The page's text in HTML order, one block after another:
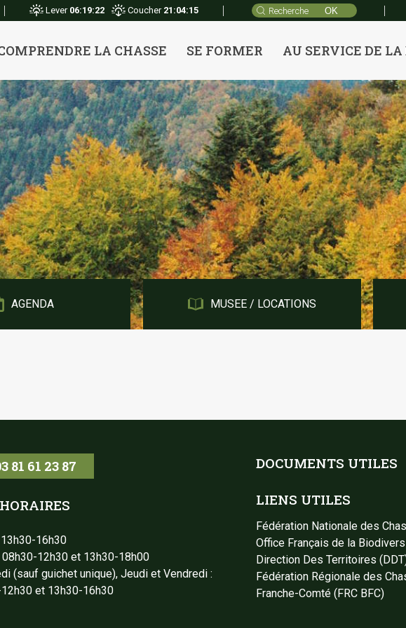
Lever 06:19:22 Coucher 21:04:15
Recherche
pour
LA CHASSE SE FORMER AU SERVICE DE
AGENDA MUSEE / LOCATIONS
81 61 23 87
16h30
08h30-12h30 et 13h30-18h00
(sauf guichet unique), Jeudi et Vendredi :
et 13h30-16h30
DOCUMENTS UTILES
LIENS UTILES
Fédération Nationale des
Office Français de la
Direction Des Territoires
Fédération Régionale des
Franche-Comté (FRC BFC)